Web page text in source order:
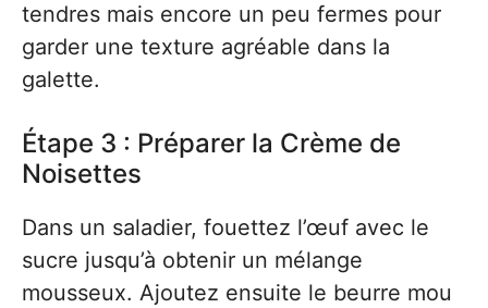
tendres mais encore un peu fermes pour
garder une texture agréable dans la
galette.
Étape 3 : Préparer la Crème de
Noisettes
Dans un saladier, fouettez l’œuf avec le
sucre jusqu’à obtenir un mélange
mousseux. Ajoutez ensuite le beurre mou